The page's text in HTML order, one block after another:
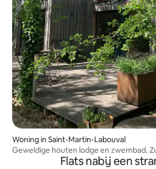
Woning in Saint-Martin-Labouval
Geweldige houten lodge en zwembad.
Flats nabij een